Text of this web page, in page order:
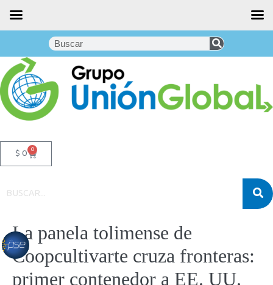
$0 0
La panela tolimense de
Coopcultivarte cruza fronteras:
primer contenedor a EE. UU.